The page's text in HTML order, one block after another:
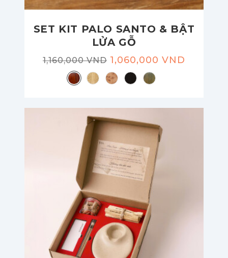
SET KIT PALO SANTO & BẬT
LỬA GỖ
1,160,000 VND 1,060,000 VND